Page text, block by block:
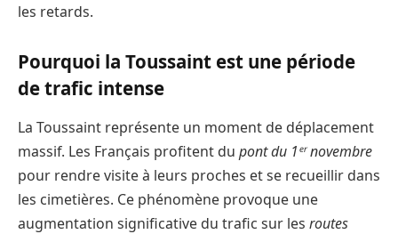
les retards.
Pourquoi la Toussaint est une période
de trafic intense
La Toussaint représente un moment de déplacement
massif. Les Français profitent du pont du 1ᵉʳ novembre
pour rendre visite à leurs proches et se recueillir dans
les cimetières. Ce phénomène provoque une
augmentation significative du trafic sur les routes